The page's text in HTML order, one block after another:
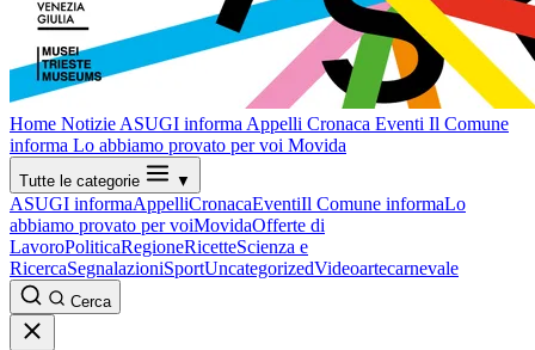
Home Notizie ASUGI informa Appelli Cronaca Eventi Il Comune
informa Lo abbiamo provato per voi Movida
Tutte le categorie ▼
ASUGI informaAppelliCronacaEventiIl Comune informaLo
abbiamo provato per voiMovidaOfferte di
LavoroPoliticaRegioneRicetteScienza e
RicercaSegnalazioniSportUncategorizedVideoartecarnevale
Cerca